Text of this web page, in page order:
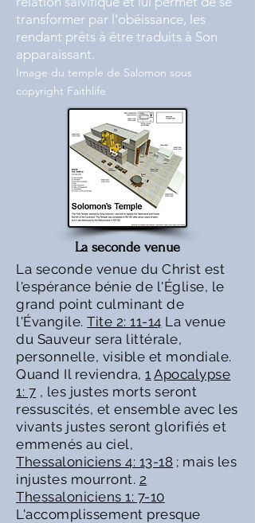
transformer par l'obéissance, les
rendant prêts à être traduits à Son
apparaissant.
Image du temple de Salomon sous
copyright Faithlife
La seconde venue
La seconde venue du Christ est
l'espérance bénie de l'Église, le
grand point culminant de
l'Évangile.Tite 2: 11-14 La venue
du Sauveur sera littérale,
personnelle, visible et mondiale.
Quand Il reviendra,1 Apocalypse
1: 7 , les justes morts seront
ressuscités, et ensemble avec les
vivants justes seront glorifiés et
emmenés au ciel,
Thessaloniciens 4: 13-18 ; mais les
injustes mourront. 2
Thessaloniciens 1: 7-10
L'accomplissement presque